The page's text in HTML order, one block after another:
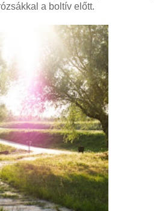
a boltív előtt.